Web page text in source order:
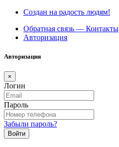
Создан на радость людям!
Обратная связь — Контакты
Авторизация
Авторизация
×
Логин
Пароль
Забыли пароль?
Войти